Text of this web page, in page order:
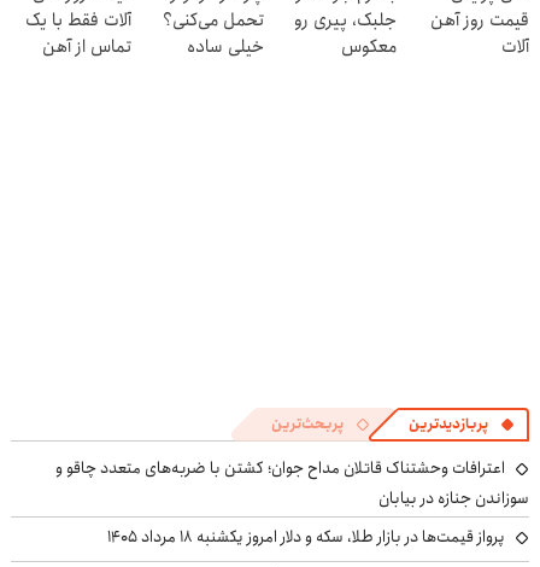
پرسش‌نامه
قیمت روز آهن
آلات
جلبک، پیری رو
معکوس
تحمل می‌کنی؟
خیلی ساده
آلات فقط با یک
تماس از آهن
پربازدیدترین پربحث‌ترین
اعترافات وحشتناک قاتلان مداح جوان؛ کشتن با ضربه‌های متعدد چاقو و
سوزاندن جنازه در بیابان
پرواز قیمت‌ها در بازار طلا، سکه و دلار امروز یکشنبه ۱۸ مرداد ۱۴۰۵